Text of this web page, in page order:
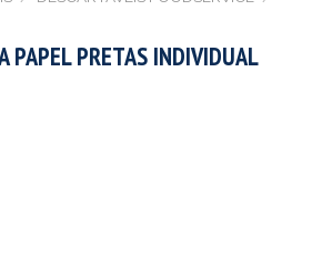
PAPEL PRETAS INDIVIDUAL